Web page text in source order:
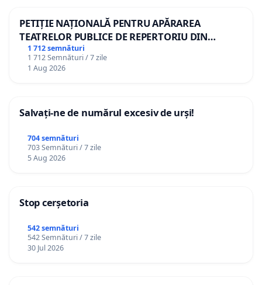
PETIȚIE NAȚIONALĂ PENTRU APĂRAREA
TEATRELOR PUBLICE DE REPERTORIU DIN
ROMÂNIA
1 712 semnături
1 712 Semnături / 7 zile
1 Aug 2026
Salvați-ne de numărul excesiv de urși!
704 semnături
703 Semnături / 7 zile
5 Aug 2026
Stop cerșetoria
542 semnături
542 Semnături / 7 zile
30 Jul 2026